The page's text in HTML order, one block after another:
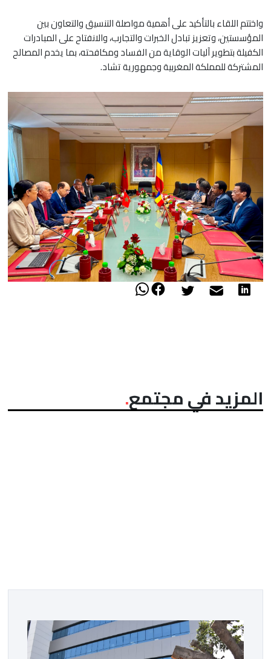
واختتم اللقاء بالتأكيد على أهمية مواصلة التنسيق والتعاون بين
المؤسستين، وتعزيز تبادل الخبرات والتجارب، والانفتاح على المبادرات
الكفيلة بتطوير آليات الوقاية من الفساد ومكافحته، بما يخدم المصالح
المشتركة للمملكة المغربية وجمهورية تشاد.
المزيد في مجتمع